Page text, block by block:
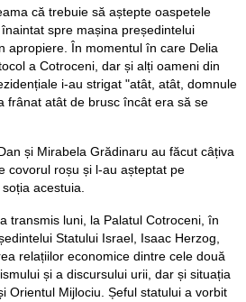
că trebuie să aștepte oaspetele
spre mașina președintelui
apropiere. În momentul în care Delia
a Cotroceni, dar și alți oameni din
i-au strigat "atât, atât, domnule
frânat atât de brusc încât era să se
și Mirabela Grădinaru au făcut câțiva
covorul roșu și l-au așteptat pe
acestuia.
transmis luni, la Palatul Cotroceni, în
Statului Israel, Isaac Herzog,
relațiilor economice dintre cele două
și a discursului urii, dar și situația
Orientul Mijlociu. Șeful statului a vorbit